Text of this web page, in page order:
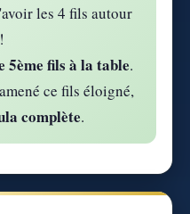
les 4 fils autour
5ème fils à la table.
ce fils éloigné,
complète.